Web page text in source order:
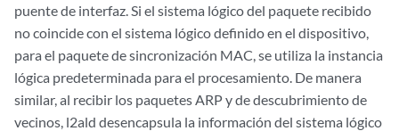
puente de interfaz. Si el sistema lógico del paquete recibido
no coincide con el sistema lógico definido en el dispositivo,
para el paquete de sincronización MAC, se utiliza la instancia
lógica predeterminada para el procesamiento. De manera
similar, al recibir los paquetes ARP y de descubrimiento de
vecinos, l2ald desencapsula la información del sistema lógico